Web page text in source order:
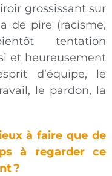
grossissant sur
de pire (racisme,
tentation
et heureusement
d’équipe, le
le pardon, la
à faire que de
à regarder ce
?